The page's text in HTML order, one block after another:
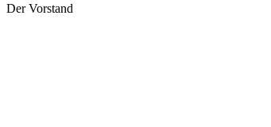
Der Vorstand